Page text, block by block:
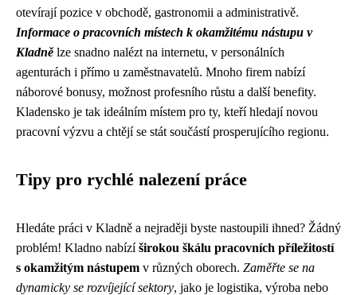
otevírají pozice v obchodě, gastronomii a administrativě.
Informace o pracovních místech k okamžitému nástupu v
Kladnělze snadno nalézt na internetu, v personálních
agenturách i přímo u zaměstnavatelů. Mnoho firem nabízí
náborové bonusy, možnost profesního růstu a další benefity.
Kladensko je tak ideálním místem pro ty, kteří hledají novou
pracovní výzvu a chtějí se stát součástí prosperujícího regionu.
Tipy pro rychlé nalezení práce
Hledáte práci v Kladně a nejraději byste nastoupili ihned? Žádný
problém! Kladno nabízíširokou škálu pracovních příležitostí
s okamžitým nástupem v různých oborech. Zaměřte se na
dynamicky se rozvíjející sektory, jako je logistika, výroba nebo